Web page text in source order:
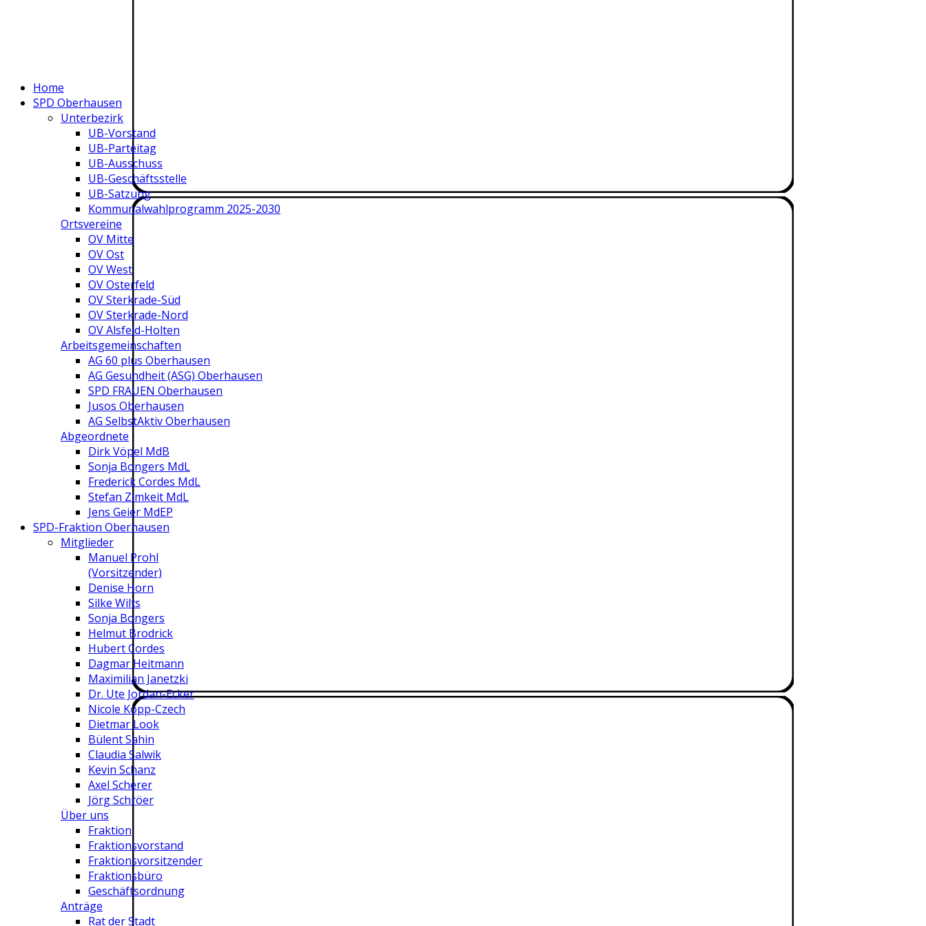
Home
SPD Oberhausen
Unterbezirk
UB-Vorstand
UB-Parteitag
UB-Ausschuss
UB-Geschäftsstelle
UB-Satzung
Kommunalwahlprogramm 2025-2030
Ortsvereine
OV Mitte
OV Ost
OV West
OV Osterfeld
OV Sterkrade-Süd
OV Sterkrade-Nord
OV Alsfeld-Holten
Arbeitsgemeinschaften
AG 60 plus Oberhausen
AG Gesundheit (ASG) Oberhausen
SPD FRAUEN Oberhausen
Jusos Oberhausen
AG SelbstAktiv Oberhausen
Abgeordnete
Dirk Vöpel MdB
Sonja Bongers MdL
Frederick Cordes MdL
Stefan Zimkeit MdL
Jens Geier MdEP
SPD-Fraktion Oberhausen
Mitglieder
Manuel Prohl
(Vorsitzender)
Denise Horn
Silke Wilts
Sonja Bongers
Helmut Brodrick
Hubert Cordes
Dagmar Heitmann
Maximilian Janetzki
Dr. Ute Jordan-Ecker
Nicole Kopp-Czech
Dietmar Look
Bülent Sahin
Claudia Salwik
Kevin Schanz
Axel Scherer
Jörg Schröer
Über uns
Fraktion
Fraktionsvorstand
Fraktionsvorsitzender
Fraktionsbüro
Geschäftsordnung
Anträge
Rat der Stadt